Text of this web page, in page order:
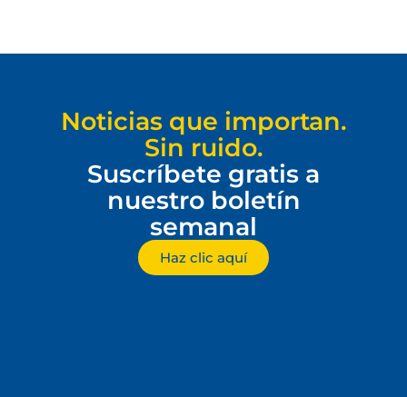
Noticias que importan.
Sin ruido.
Suscríbete gratis a
nuestro boletín
semanal
Haz clic aquí